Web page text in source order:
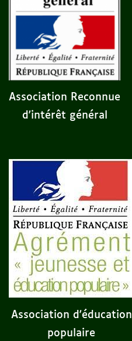
Association Reconnue
d'intérêt général
Association d'éducation
populaire